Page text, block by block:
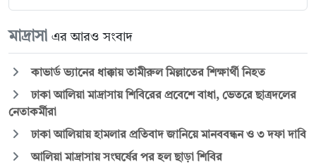
মাদ্রাসা এর আরও সংবাদ
কাভার্ড ভ্যানের ধাক্কায় তামীরুল মিল্লাতের শিক্ষার্থী নিহত
ঢাকা আলিয়া মাদ্রাসায় শিবিরের প্রবেশে বাধা, ভেতরে ছাত্রদলের
নেতাকর্মীরা
ঢাকা আলিয়ায় হামলার প্রতিবাদ জানিয়ে মানববন্ধন ও ৩ দফা দাবি
আলিয়া মাদ্রাসায় সংঘর্ষের পর হল ছাড়া শিবির